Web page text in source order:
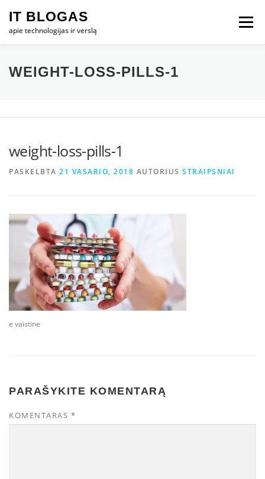
turinio
IT BLOGAS
apie technologijas ir verslą
Meniu
PRADŽIA IT VERSLAS KOMPIUTERIAI
WEIGHT-LOSS-PILLS-1
weight-loss-pills-1
PASKELBTA 21 VASARIO, 2018 AUTORIUS STRAIPSNIAI
e vaistine
PARAŠYKITE KOMENTARĄ
KOMENTARAS *